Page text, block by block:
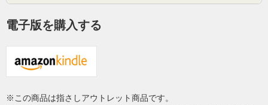
電子版を購入する
※この商品は指さしアウトレット商品です。